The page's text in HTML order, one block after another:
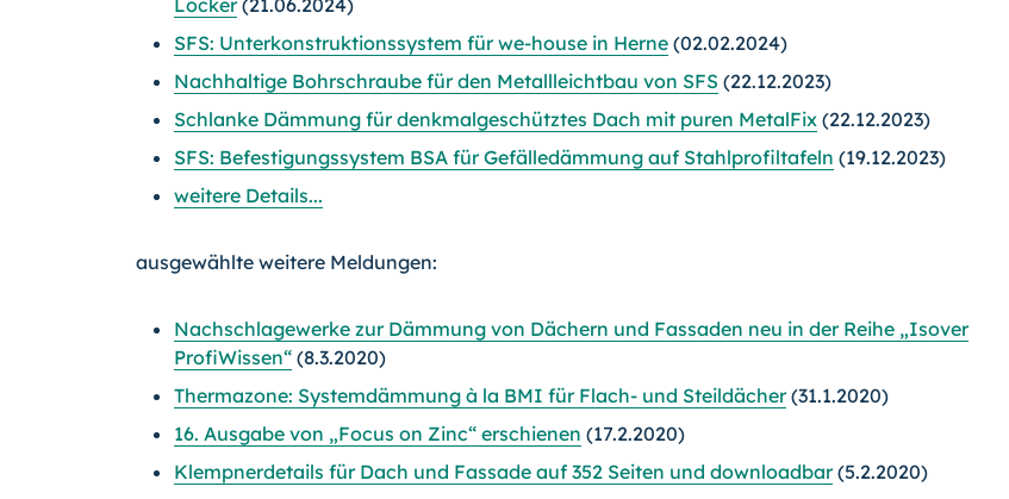
Locker(21.06.2024)
SFS: Unterkonstruktionssystem für we-house in Herne (02.02.2024)
Nachhaltige Bohrschraube für den Metallleichtbau von SFS (22.12.2023)
Schlanke Dämmung für denkmalgeschütztes Dach mit puren MetalFix (22.12.2023)
SFS: Befestigungssystem BSA für Gefälledämmung auf Stahlprofiltafeln (19.12.2023)
weitere Details...
ausgewählte weitere Meldungen:
Nachschlagewerke zur Dämmung von Dächern und Fassaden neu in der Reihe „Isover
ProfiWissen“ (8.3.2020)
Thermazone: Systemdämmung à la BMI für Flach- und Steildächer(31.1.2020)
16. Ausgabe von „Focus on Zinc“ erschienen (17.2.2020)
Klempnerdetails für Dach und Fassade auf 352 Seiten und downloadbar(5.2.2020)